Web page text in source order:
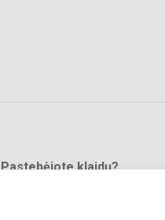
Pastebėjote klaidų?